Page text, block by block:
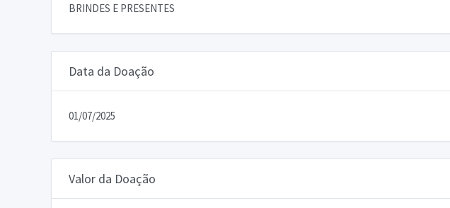
BRINDES E PRESENTES
Data da Doação
01/07/2025
Valor da Doação